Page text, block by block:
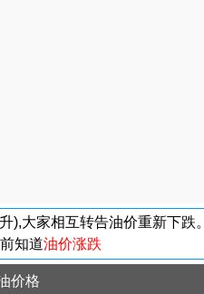
),大家相互转告油价重新下跌。
知道油价涨跌
价格